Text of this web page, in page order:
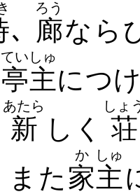
､ 廊
ろう
なら
亭主
ていしゅ
につ
新
あたら
しく 荘
しょ
た 家
か
主
しゅ